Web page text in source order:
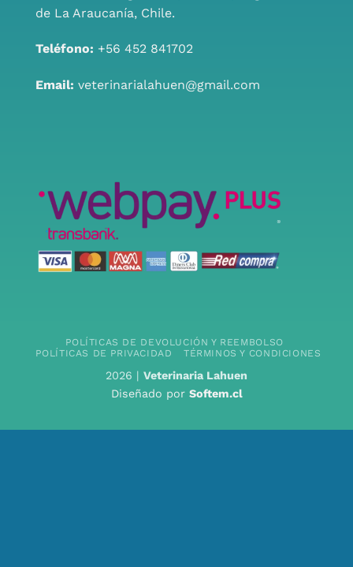
de La Araucanía, Chile.
Teléfono: +56 452 841702
Email: veterinarialahuen@gmail.com
POLÍTICAS DE DEVOLUCIÓN Y REEMBOLSO
POLÍTICAS DE PRIVACIDAD
TÉRMINOS Y CONDICIONES
2026 | Veterinaria Lahuen
Diseñado por Softem.cl